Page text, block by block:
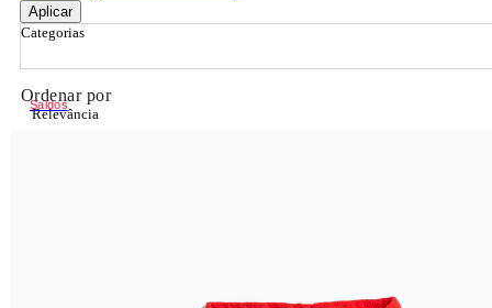
Aplicar
Categorias
Ordenar por
Relevância
Saldos